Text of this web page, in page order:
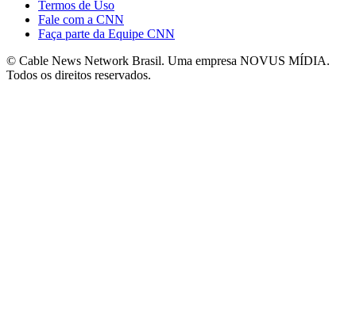
Termos de Uso
Fale com a CNN
Faça parte da Equipe CNN
© Cable News Network Brasil. Uma empresa NOVUS MÍDIA.
Todos os direitos reservados.